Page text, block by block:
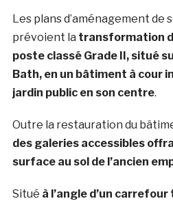
Les plans d’aménagement de
prévoient la transformation
poste classé Grade II, situé
Bath, en un bâtiment à cour
jardin public en son centre.
Outre la restauration du
des galeries accessibles
surface au sol de l’ancien
Situé à l’angle d’un